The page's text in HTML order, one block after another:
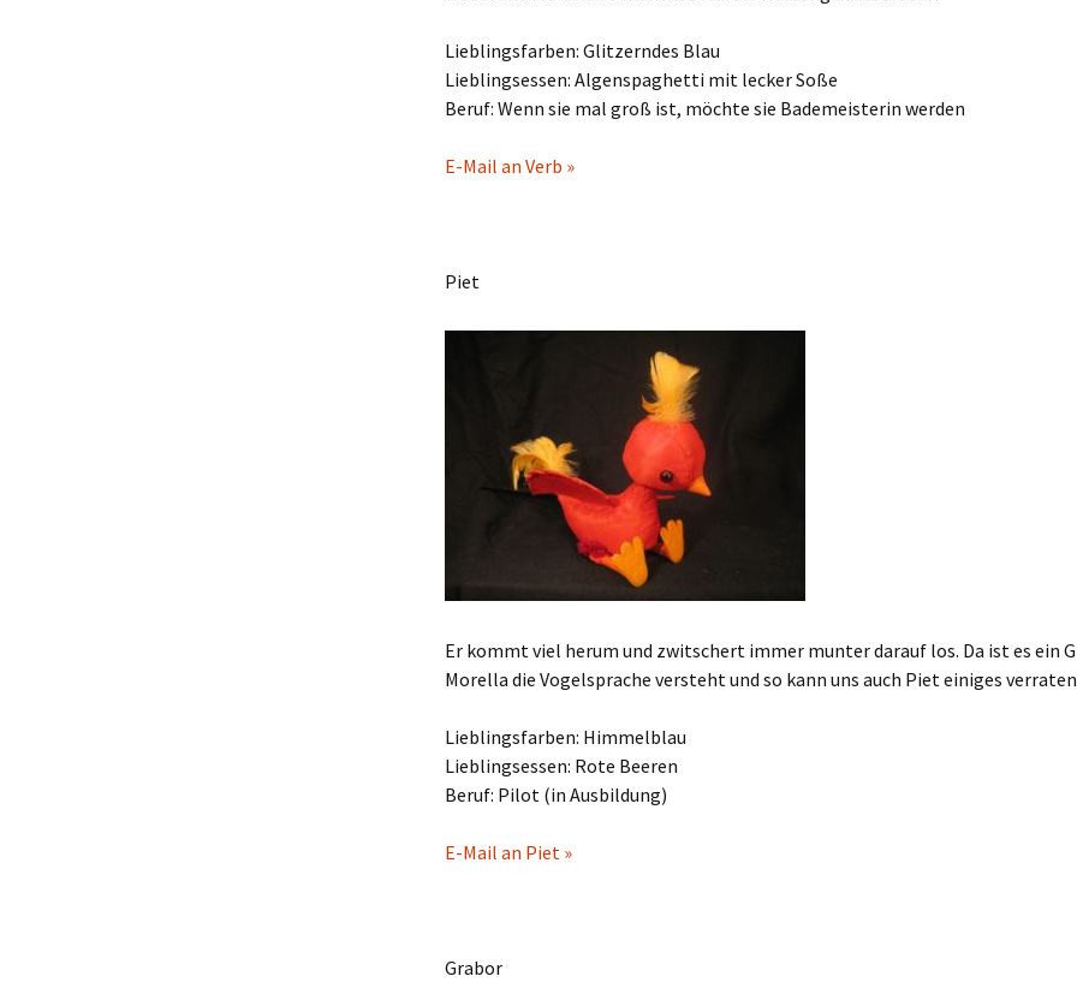
Lieblingsfarben: Glitzerndes Blau
Lieblingsessen: Algenspaghetti mit lecker Soße
Beruf: Wenn sie mal groß ist, möchte sie Bademeisterin werden
E-Mail an Verb »
Piet
Er kommt viel herum und zwitschert immer munter darauf los. Da ist es ein
Morella die Vogelsprache versteht und so kann uns auch Piet einiges
Lieblingsfarben: Himmelblau
Lieblingsessen: Rote Beeren
Beruf: Pilot (in Ausbildung)
E-Mail an Piet »
Grabor